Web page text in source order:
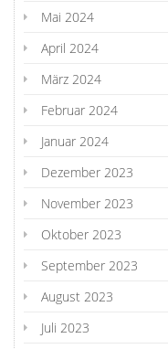
Mai 2024
April 2024
März 2024
Februar 2024
Januar 2024
Dezember 2023
November 2023
Oktober 2023
September 2023
August 2023
Juli 2023